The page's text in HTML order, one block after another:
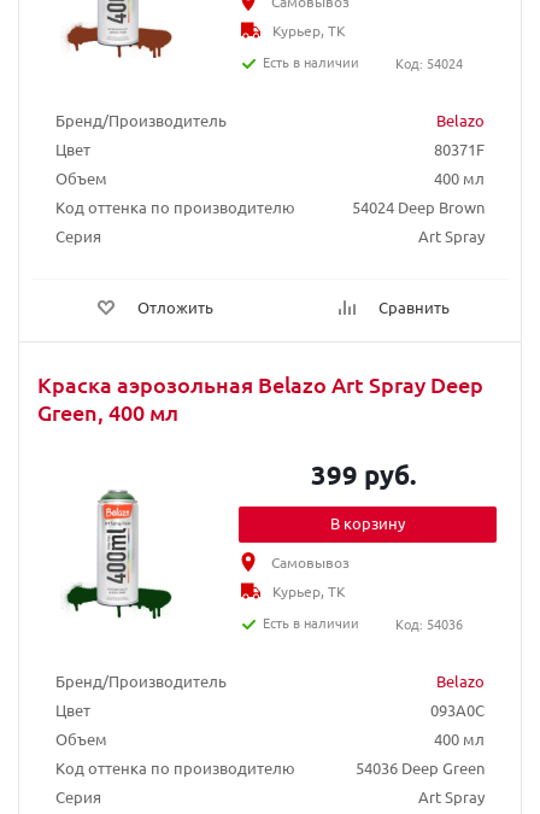
Бренд/Производитель
Belazo
Цвет
80371F
Объем
400 мл
Код оттенка по производителю
54024 Deep Brown
Серия
Art Spray
Отложить Сравнить
Курьер, ТК
Есть в наличии
Код: 54024
Краска аэрозольная Belazo Art Spray Deep
Green, 400 мл
Бренд/Производитель
Belazo
Цвет
093A0C
Объем
400 мл
Код оттенка по производителю
54036 Deep Green
Серия
Art Spray
399 руб.
В корзину
Самовывоз
Курьер, ТК
Есть в наличии
Код: 54036